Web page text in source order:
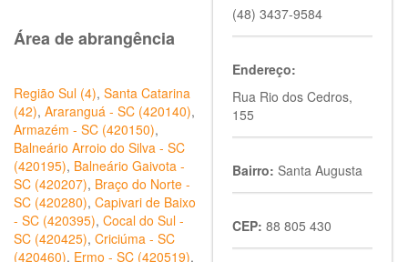
Área de abrangência
Região Sul (4), Santa Catarina
(42), Araranguá - SC (420140),
Armazém - SC (420150),
Balneário Arroio do Silva - SC
(420195), Balneário Gaivota -
SC (420207), Braço do Norte -
SC (420280), Capivari de Baixo
- SC (420395), Cocal do Sul -
SC (420425), Criciúma - SC
(420460), Ermo - SC (420519),
(48) 3437-9584
Endereço:
Rua Rio dos Cedros,
155
Bairro: Santa Augusta
CEP: 88 805 430